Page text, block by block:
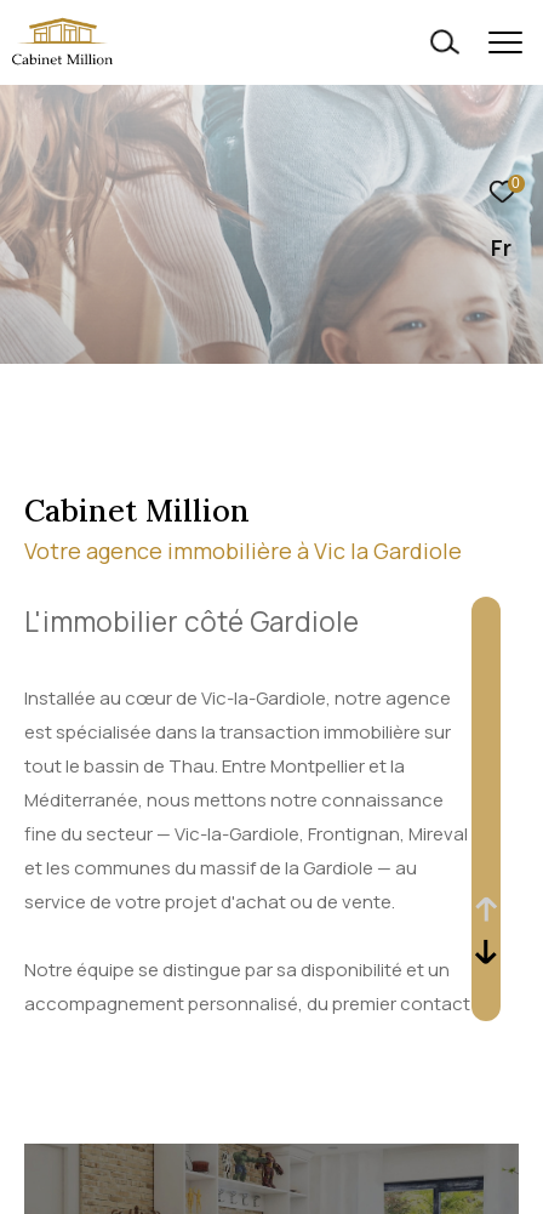
0
Fr
Cabinet Million
Votre agence immobilière à Vic la Gardiole
L'immobilier côté Gardiole
Installée au cœur de Vic-la-Gardiole, notre agence
est spécialisée dans la transaction immobilière sur
tout le bassin de Thau. Entre Montpellier et la
Méditerranée, nous mettons notre connaissance
fine du secteur — Vic-la-Gardiole, Frontignan, Mireval
et les communes du massif de la Gardiole — au
service de votre projet d'achat ou de vente.
Notre équipe se distingue par sa disponibilité et un
accompagnement personnalisé, du premier contact
sécurisons chaque étape de votre transaction. Pour
discuter de votre projet, contactez-nous au
04 67 1